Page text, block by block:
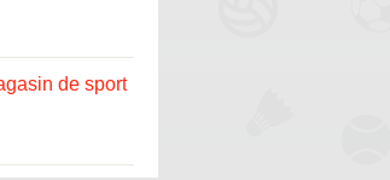
de sport